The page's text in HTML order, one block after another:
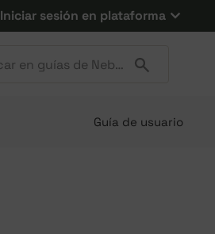
Iniciar sesión en plataforma
Guía de usuario